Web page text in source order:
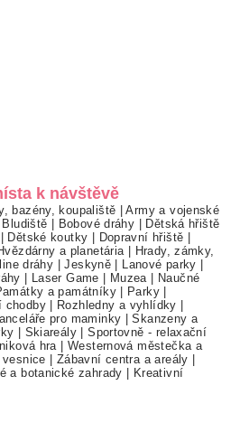
k návštěvě
bazény, koupaliště |Army a vojenské
Bludiště Bobové dráhy
Dětská hřiště
Dětské koutky Dopravní hřiště
a planetária|
Hrady, zámky,
line dráhy |Jeskyně Lanové parky
Laser Game Muzea|
Naučné
a památníky| Parky
chodby| Rozhledny a vyhlídky
pro maminky |Skanzeny a
Skiareály |Sportovně - relaxační
hra|Westernová městečka a
Zábavní centra a areály
a botanické zahrady
Kreativní